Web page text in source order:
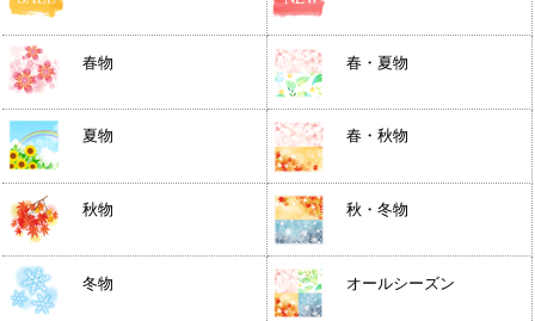
春物 春・夏物
夏物 春・秋物
秋物 秋・冬物
冬物 オールシーズン